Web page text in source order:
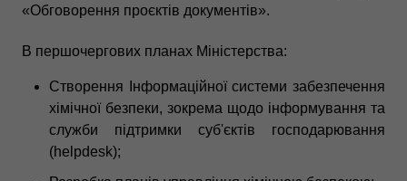
«Обговорення проєктів документів».
В першочергових планах Міністерства:
Створення Інформаційної системи забезпечення
хімічної безпеки, зокрема щодо інформування та
служби підтримки суб'єктів господарювання
(helpdesk);